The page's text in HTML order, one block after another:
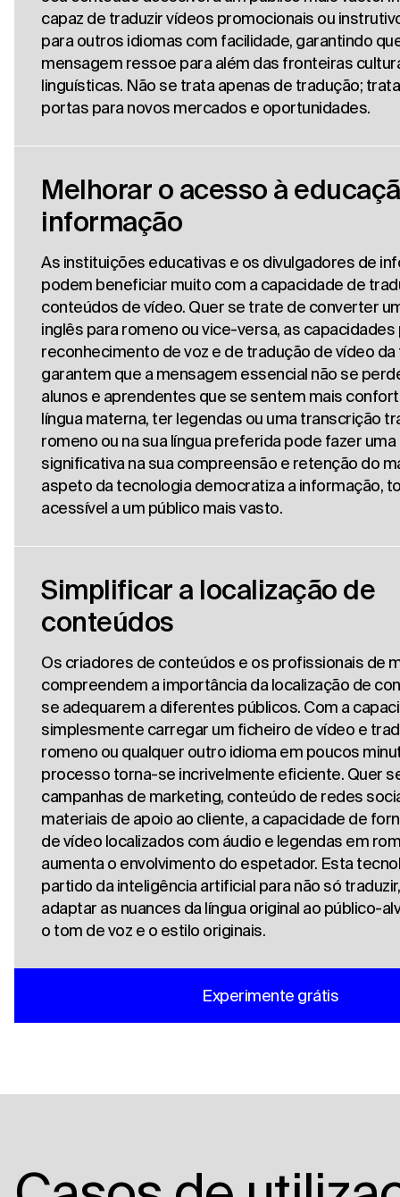
capaz de traduzir vídeos promocionais ou
para outros idiomas com facilidade, garantindo
mensagem ressoe para além das fronteiras
linguísticas. Não se trata apenas de tradução;
portas para novos mercados e oportunidades.
Melhorar o acesso à
informação
As instituições educativas e os divulgadores de
podem beneficiar muito com a capacidade de
conteúdos de vídeo. Quer se trate de converter
inglês para romeno ou vice-versa, as
reconhecimento de voz e de tradução de vídeo
garantem que a mensagem essencial não se
alunos e aprendentes que se sentem mais
língua materna, ter legendas ou uma transcrição
romeno ou na sua língua preferida pode fazer
significativa na sua compreensão e retenção do
aspeto da tecnologia democratiza a informação,
acessível a um público mais vasto.
Simplificar a localização de
conteúdos
Os criadores de conteúdos e os profissionais de
compreendem a importância da localização de
se adequarem a diferentes públicos. Com a
simplesmente carregar um ficheiro de vídeo e
romeno ou qualquer outro idioma em poucos
processo torna-se incrivelmente eficiente. Quer
campanhas de marketing, conteúdo de redes
materiais de apoio ao cliente, a capacidade de
de vídeo localizados com áudio e legendas em
aumenta o envolvimento do espetador. Esta
partido da inteligência artificial para não só
adaptar as nuances da língua original ao público-
o tom de voz e o estilo originais.
Experimente grátis